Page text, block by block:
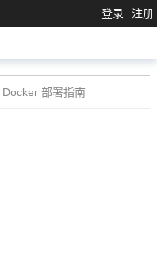
登录 注册
部署指南